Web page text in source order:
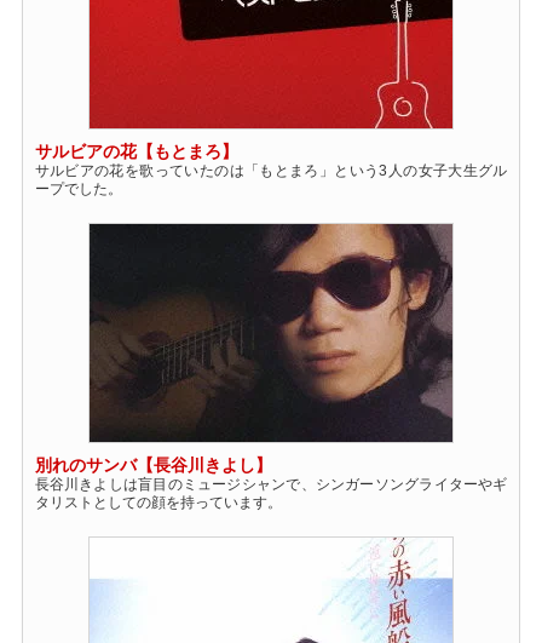
サルビアの花【もとまろ】
サルビアの花を歌っていたのは「もとまろ」という3人の女子大生グル
ープでした。
別れのサンバ【長谷川きよし】
長谷川きよしは盲目のミュージシャンで、シンガーソングライターやギ
タリストとしての顔を持っています。